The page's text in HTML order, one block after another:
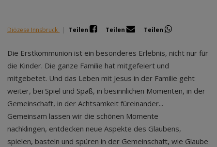
Diözese Innsbruck | Teilen Teilen Teilen
Die Erstkommunion ist ein besonderes Erlebnis, nicht nur für
die Kinder. Die ganze Familie hat mitgefeiert und
mitgebetet. Und das Leben mit Jesus in der Familie geht
weiter, bei Spiel und Spaß, in besinnlichen Momenten, in der
Gemeinschaft, in der Achtsamkeit füreinander...
Gemeinsam lassen wir die schönen Momente
nachklingen, entdecken neue Aspekte des Glaubens,
spielen, basteln und spüren in der Gemeinschaft, wie Glaube